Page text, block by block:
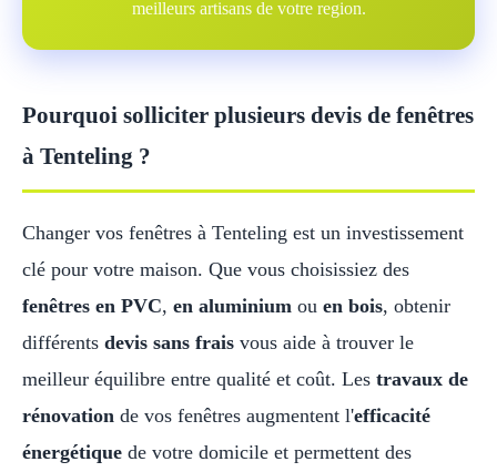
meilleurs artisans de votre region.
Pourquoi solliciter plusieurs devis de fenêtres
à Tenteling ?
Changer vos fenêtres à Tenteling est un investissement
clé pour votre maison. Que vous choisissiez des
fenêtres en PVC, en aluminium ou en bois, obtenir
différents devis sans frais vous aide à trouver le
meilleur équilibre entre qualité et coût. Les travaux de
rénovation de vos fenêtres augmentent l'efficacité
énergétique de votre domicile et permettent des